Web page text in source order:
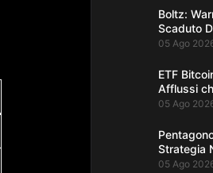
Boltz:
Scaduto
Record
05 Ago
ETF
Afflussi
05 Ago
Strategia
05 Ago